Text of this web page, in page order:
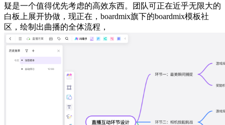
疑是一个值得优先考虑的高效东西。团队可正在近乎无限大的
白板上展开协做，现正在，boardmix旗下的boardmix模板社
区，绘制出曲播的全体流程，